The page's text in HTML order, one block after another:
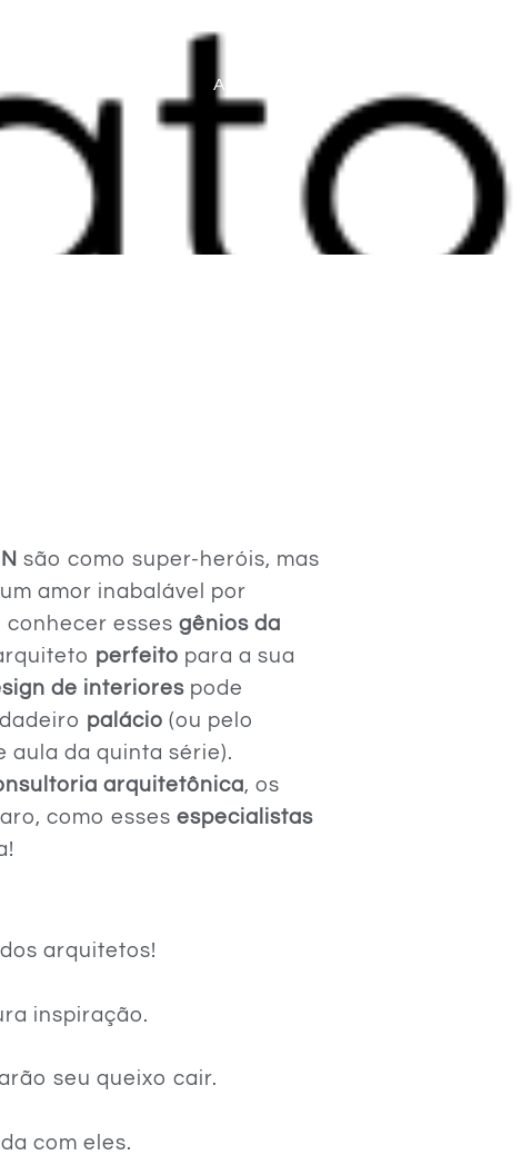
ARTIGOS
são como super-heróis, mas
amor inabalável por
conhecer essesgênios da
perfeito para a sua
de interiores pode
palácio (ou pelo
aula da quinta série).
arquitetônica, os
como essesespecialistas
arquitetos!
inspiração.
seu queixo cair.
com eles.